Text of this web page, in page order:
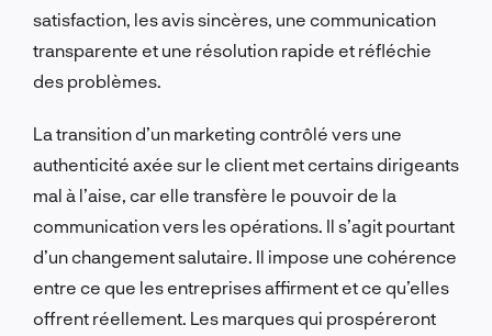
satisfaction, les avis sincères, une communication
transparente et une résolution rapide et réfléchie
des problèmes.
La transition d’un marketing contrôlé vers une
authenticité axée sur le client met certains dirigeants
mal à l’aise, car elle transfère le pouvoir de la
communication vers les opérations. Il s’agit pourtant
d’un changement salutaire. Il impose une cohérence
entre ce que les entreprises affirment et ce qu’elles
offrent réellement. Les marques qui prospéreront